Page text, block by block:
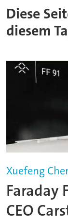
Diese
diesem
Xuefeng
Faraday
CEO